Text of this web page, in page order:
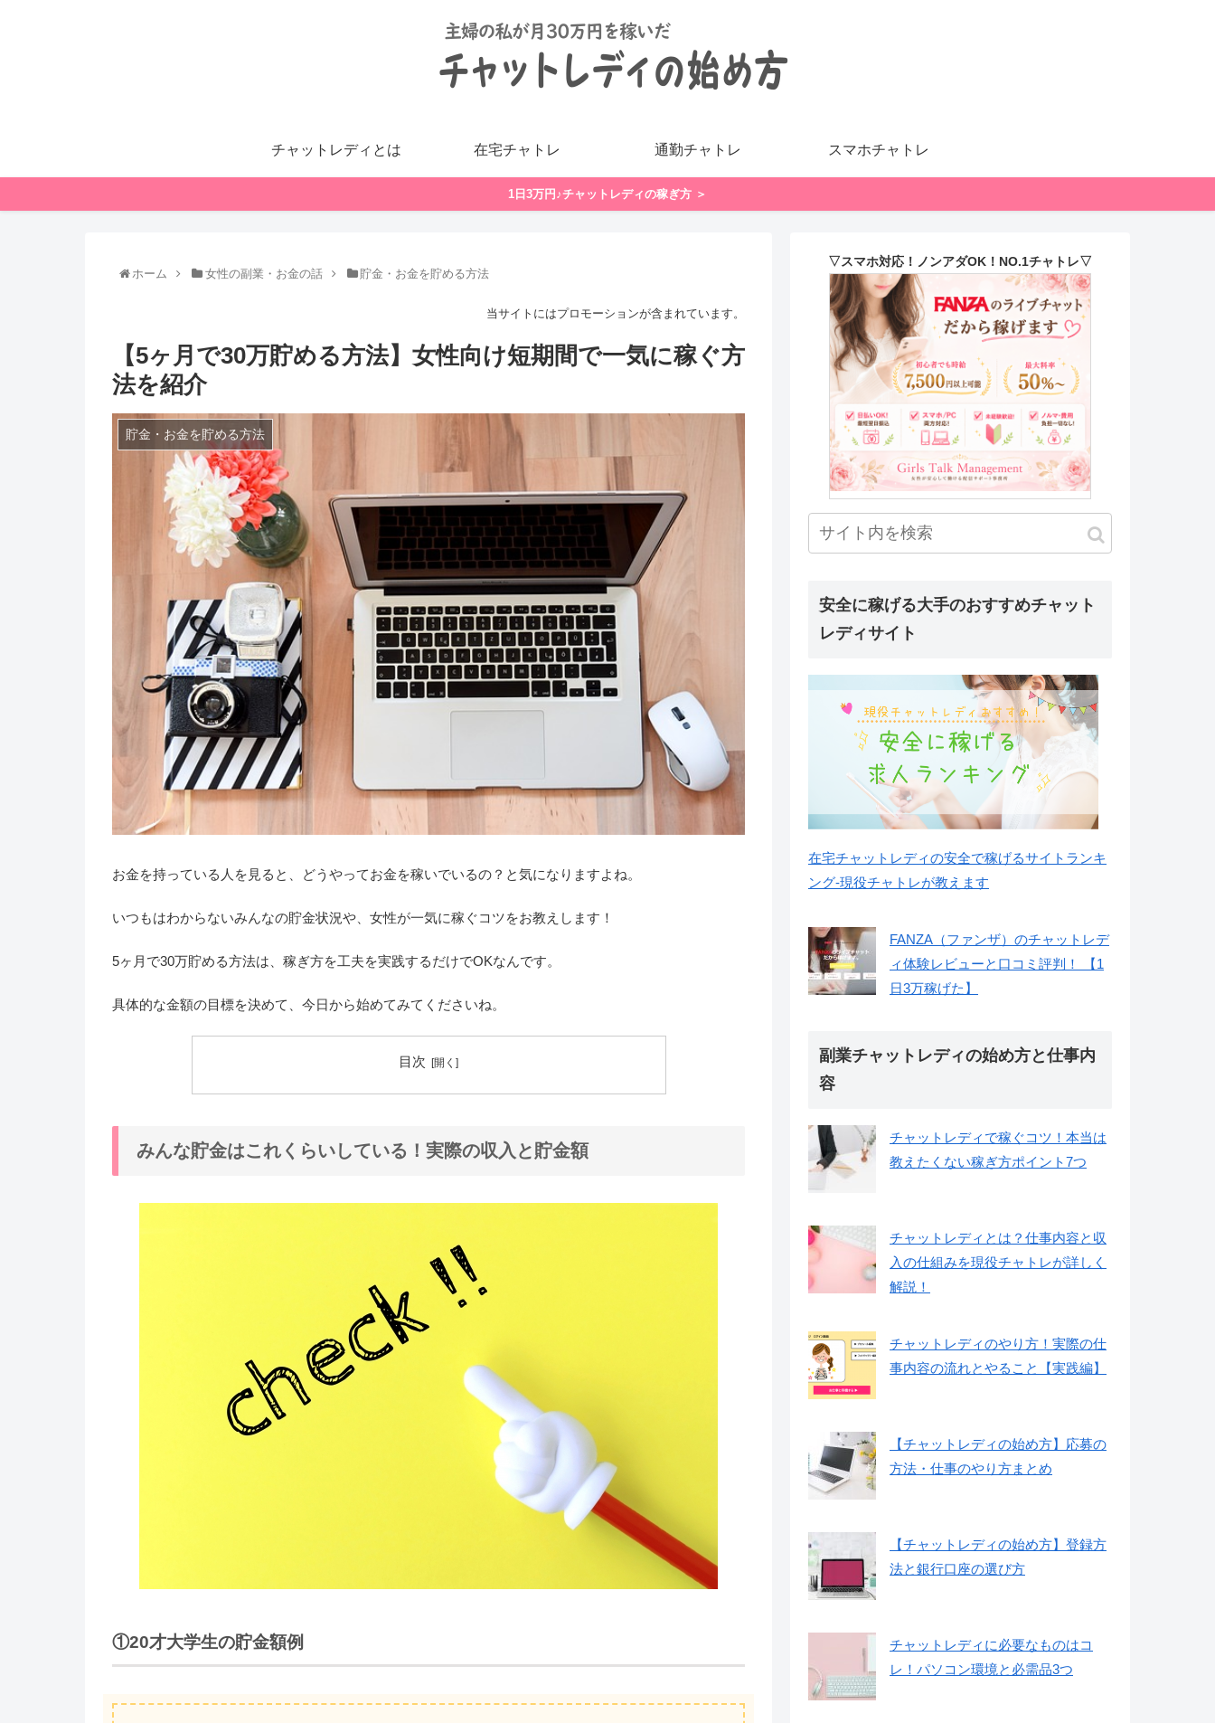
チャットレディとは 在宅チャトレ 通勤チャトレ スマホチャトレ
1日3万円♪チャットレディの稼ぎ方 ＞
ホーム 女性の副業・お金の話 貯金・お金を貯める方法
当サイトにはプロモーションが含まれています。
【5ヶ月で30万貯める方法】女性向け短期間で一気に稼ぐ方
法を紹介
貯金・お金を貯める方法
お金を持っている人を見ると、どうやってお金を稼いでいるの？と気になりますよね。
いつもはわからないみんなの貯金状況や、女性が一気に稼ぐコツをお教えします！
5ヶ月で30万貯める方法は、稼ぎ方を工夫を実践するだけでOKなんです。
具体的な金額の目標を決めて、今日から始めてみてくださいね。
目次
みんな貯金はこれくらいしている！実際の収入と貯金額
①20才大学生の貯金額例
▽スマホ対応！ノンアダOK！NO.1チャトレ▽
安全に稼げる大手のおすすめチャット
レディサイト
在宅チャットレディの安全で稼げるサイトランキ
ング-現役チャトレが教えます
FANZA（ファンザ）のチャットレデ
ィ体験レビューと口コミ評判！ 【1
日3万稼げた】
副業チャットレディの始め方と仕事内
容
チャットレディで稼ぐコツ！本当は
教えたくない稼ぎ方ポイント7つ
チャットレディとは？仕事内容と収
入の仕組みを現役チャトレが詳しく
解説！
チャットレディのやり方！実際の仕
事内容の流れとやること【実践編】
【チャットレディの始め方】応募の
方法・仕事のやり方まとめ
【チャットレディの始め方】登録方
法と銀行口座の選び方
チャットレディに必要なものはコ
レ！パソコン環境と必需品3つ